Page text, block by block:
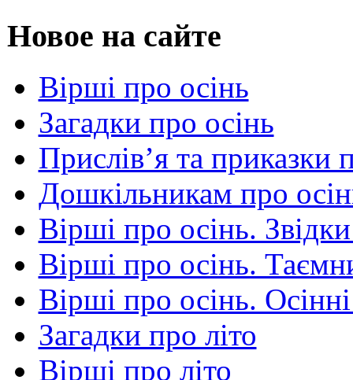
Новое на сайте
Вірші про осінь
Загадки про осінь
Прислів’я та приказки
Дошкільникам про
Вірші про осінь.
Вірші про осінь.
Вірші про осінь.
Загадки про літо
Вірші про літо